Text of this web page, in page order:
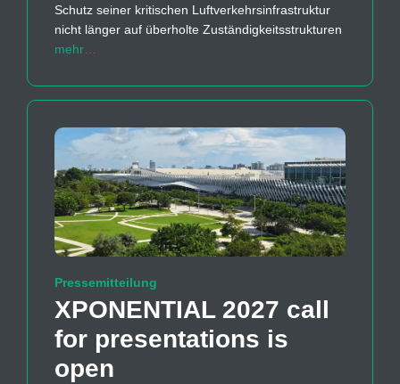
Schutz seiner kritischen Luftverkehrsinfrastruktur
nicht länger auf überholte Zuständigkeitsstrukturen
mehr…
Pressemitteilung
XPONENTIAL 2027 call
for presentations is
open